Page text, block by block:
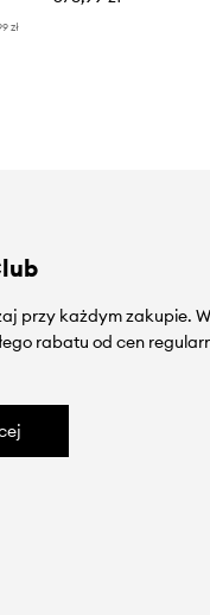
zł
przy każdym zakupie.
rabatu od cen